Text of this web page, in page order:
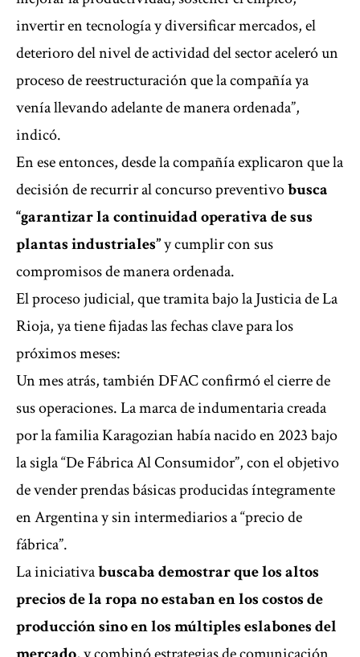
invertir en tecnología y diversificar mercados, el
deterioro del nivel de actividad del sector aceleró un
proceso de reestructuración que la compañía ya
venía llevando adelante de manera ordenada”,
indicó.
En ese entonces, desde la compañía explicaron que la
decisión de recurrir al concurso preventivobusca
“garantizar la continuidad operativa de sus
plantas industriales”y cumplir con sus
compromisos de manera ordenada.
El proceso judicial, que tramita bajo la Justicia de La
Rioja, ya tiene fijadas las fechas clave para los
próximos meses:
Un mes atrás, tambiénDFAC confirmó el cierre de
sus operaciones. La marca de indumentaria creada
por la familia Karagozian había nacido en 2023 bajo
la sigla “De Fábrica Al Consumidor”, con el objetivo
de vender prendas básicas producidas íntegramente
en Argentina y sin intermediarios a “precio de
fábrica”.
La iniciativabuscaba demostrar que los altos
precios de la ropa no estaban en los costos de
producción sino en los múltiples eslabones del